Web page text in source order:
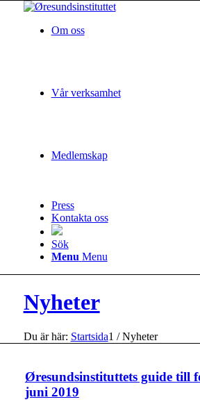
Om oss
Vår verksamhet
Medlemskap
Press
Kontakta oss
Sök
Menu Menu
Nyheter
Du är här: Startsida1 / Nyheter
Øresundsinstituttets guide till
juni 2019